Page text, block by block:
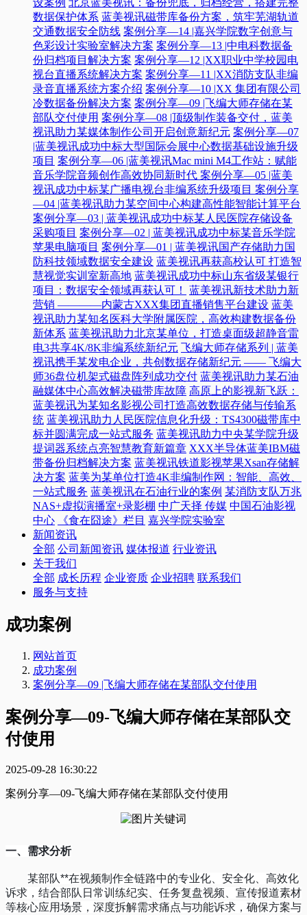
设案例 北京蓝美视讯：备份兜底，归档经营，搭建完整
数据保护体系 蓝美视讯磁带库备份方案，筑牢芜湖轨道
交通数据安全防线 案例分享—14 |嘉兴学院数字创意与
色彩设计实验室解决方案 案例分享—13 |中电科数据备
份归档项目解决方案 案例分享—12 |XX职业中学校园电
视台直播系统解决方案 案例分享—11 |XX消防支队非编
录音直播系统方案介绍 案例分享—10 |XX 集团有限公司
冷数据备份解决方案 案例分享—09 |飞编大师存储在某
部队交付使用 案例分享—08 |顶级制作装备交付，蓝美
视讯助力某媒体制作公司开启创意新纪元 案例分享—07
|蓝美视讯成功中标大型国际会展中心数据基础设施升级
项目 案例分享—06 |蓝美视讯Mac mini M4工作站：赋能
音乐学院音频创作高效协同新时代​ 案例分享—05 |蓝美
视讯成功中标某广播电视台非编系统升级项目​ 案例分享
—04 |蓝美视讯助力某空间中心构建高性能智能计算平台​
案例分享—03 | 蓝美视讯成功中标某人民医院存储设备
采购项目 案例分享—02 | 蓝美视讯成功中标某音乐学院
苹果电脑项目 案例分享—01 | 蓝美视讯国产存储助力国
防科技领域数据安全建设 蓝美视讯再获高校认可 打造智
慧视觉实训室新高地 蓝美视讯成功中标山东省级某银行
项目：数据安全领域再获认可！
蓝美视讯新技术助力新
营销 ————内蒙古XXX集团直播销售平台建设 蓝美
视讯助力某知名医科大学附属医院，高效构建数据备份
新体系 蓝美视讯助力北京某单位，打造桌面级超静音雷
电3共享4K/8K非编系统新纪元 飞编大师存储系列 | 蓝美
视讯携手某发电企业，共创数据存储新纪元 —— 飞编大
师36盘位机架式磁盘阵列成功交付 蓝美视讯助力某石油
融媒体中心高效解决磁带库故障 高原上的影视新飞跃：
蓝美视讯为某知名影视公司打造高效数据存储与传输系
统 蓝美视讯助力人民医院信息化升级：TS4300磁带库中
标并圆满完成一站式服务 蓝美视讯助力中央某学院升级
提词器系统点亮智慧教育新篇章 XXX半导体蓝美IBM磁
带备份归档解决方案 蓝美视讯铁道影视苹果Xsan存储解
决方案 蓝美为某单位打造4K非编制作网：智能、高效、
一站式服务 蓝美视讯在石油行业的案例 某消防支队万兆
NAS+虚拟演播室+录影棚 中广天择 传媒 中国石油影视
中心
《食在囧途》栏目 嘉兴学院实验室
新闻资讯
全部 公司新闻资讯 媒体报道 行业资讯
关于我们
全部 成长历程 企业资质 企业招聘 联系我们
服务与支持
成功案例
网站首页
成功案例
案例分享—09 |飞编大师存储在某部队交付使用
案例分享—09-飞编大师存储在某部队交
付使用
2025-09-28 16:30:22
案例分享—09-飞编大师存储在某部队交付使用
一、需求分析
某部队**在视频制作全链路中的专业化、安全化、高效化
诉求，结合部队日常训练纪实、任务复盘视频、宣传报道素材
等核心应用场景，深度拆解需求痛点与功能诉求，确保方案与